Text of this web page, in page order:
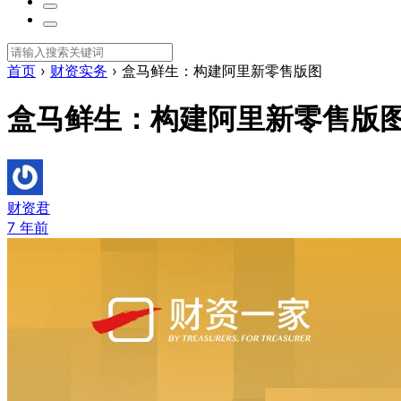
首页 › 财资实务 › 盒马鲜生：构建阿里新零售版图
盒马鲜生：构建阿里新零售版
财资君
7 年前